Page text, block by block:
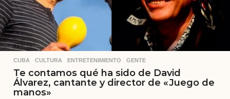
CUBA ,CULTURA ,ENTRETENIMIENTO ,GENTE
Te contamos qué ha sido de David
Álvarez, cantante y director de «Juego de
manos»